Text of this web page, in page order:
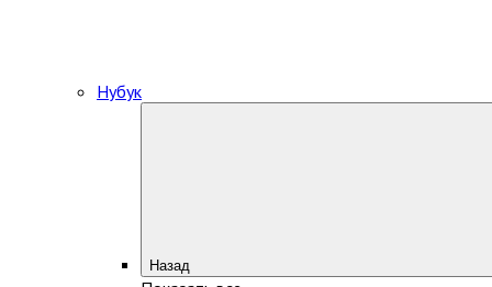
Нубук
Назад